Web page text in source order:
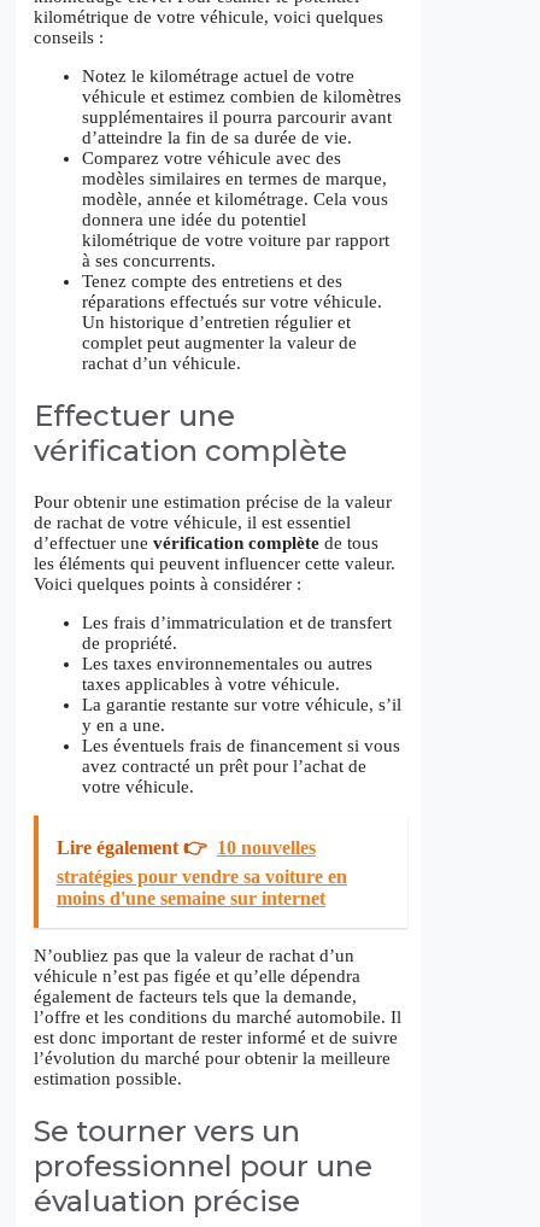
kilométrique de votre véhicule, voici quelques
conseils :
Notez le kilométrage actuel de votre
véhicule et estimez combien de kilomètres
supplémentaires il pourra parcourir avant
d’atteindre la fin de sa durée de vie.
Comparez votre véhicule avec des
modèles similaires en termes de marque,
modèle, année et kilométrage. Cela vous
donnera une idée du potentiel
kilométrique de votre voiture par rapport
à ses concurrents.
Tenez compte des entretiens et des
réparations effectués sur votre véhicule.
Un historique d’entretien régulier et
complet peut augmenter la valeur de
rachat d’un véhicule.
Effectuer une
vérification complète
Pour obtenir une estimation précise de la valeur
de rachat de votre véhicule, il est essentiel
d’effectuer une vérification complète de tous
les éléments qui peuvent influencer cette valeur.
Voici quelques points à considérer :
Les frais d’immatriculation et de transfert
de propriété.
Les taxes environnementales ou autres
taxes applicables à votre véhicule.
La garantie restante sur votre véhicule, s’il
y en a une.
Les éventuels frais de financement si vous
avez contracté un prêt pour l’achat de
votre véhicule.
Lire également 👉 10 nouvelles
stratégies pour vendre sa voiture en
moins d'une semaine sur internet
N’oubliez pas que la valeur de rachat d’un
véhicule n’est pas figée et qu’elle dépendra
également de facteurs tels que la demande,
l’offre et les conditions du marché automobile. Il
est donc important de rester informé et de suivre
l’évolution du marché pour obtenir la meilleure
estimation possible.
Se tourner vers un
professionnel pour une
évaluation précise